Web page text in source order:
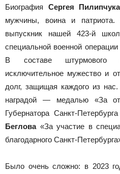
Биография Сергея Пилипчука
мужчины, воина и патриота.
выпускник нашей 423-й
специальной военной
В составе штурмового
исключительное мужество и
долг, защищая каждого из нас.
наградой — медалью «За
Губернатора Санкт-Петербурга
Беглова«За участие в
благодарного Санкт-
Было очень сложно: в 2023